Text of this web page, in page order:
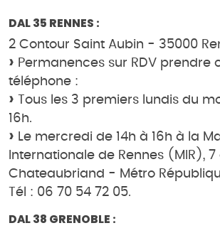
DAL 35 RENNES :
2 Contour Saint Aubin - 35000
Permanences sur RDV prendre
téléphone :
Tous les 3 premiers lundis du
16h.
Le mercredi de 14h à 16h à la
Internationale de Rennes (MIR),
Chateaubriand - Métro
Tél : 06 70 54 72 05.
DAL 38 GRENOBLE :